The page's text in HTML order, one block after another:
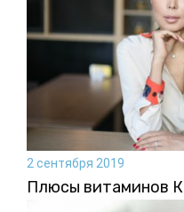
2 сентября 2019
Плюсы витаминов К